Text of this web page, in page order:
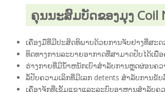
ຄຸນນະສົມບັດຂອງມຸງ Coil
ເຄື່ອງມືທີ່ມີປະສິດທິພາບດ້ວຍການຈັບຢາງທີ່ສະ
ທິດທາງການລະບາຍອາກາດທີ່ສາມາດປັບໄດ້ເພື່
ຮ່າງ​ກາຍ​ທີ່​ມີ​ນ​້​ໍາ​ຫນັກ​ເບົາ​ສໍາ​ລັບ​ການ​ຫຼຸດ​ຜ່ອນ​ຄ
ລໍ້ປັບຄວາມເລິກທີ່ມີເລກ detents ສໍາລັບການຂັບ
ເຄື່ອງຈັກທີ່ເຂັ້ມແຂງແລະລະບົບອາຫານສໍາລັບ